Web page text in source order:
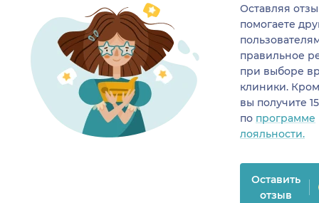
Оставляя
помогаете
правильное
при выборе
клиники.
вы получите
по программе
лояльности.
Оставить
отзыв